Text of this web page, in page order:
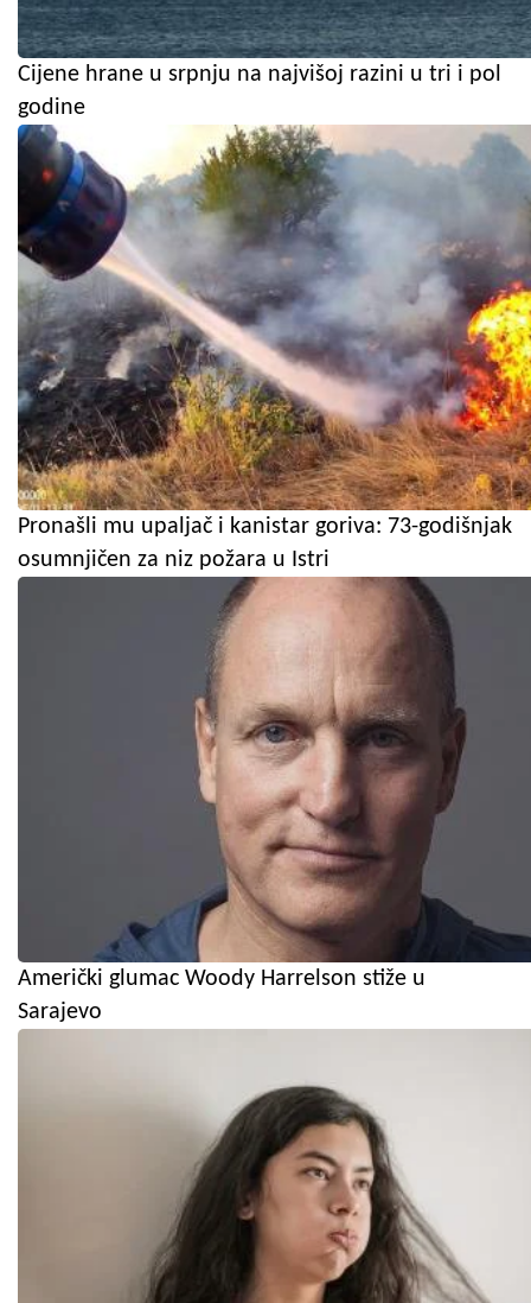
Cijene hrane u srpnju na najvišoj razini u tri i pol
godine
Pronašli mu upaljač i kanistar goriva: 73-godišnjak
osumnjičen za niz požara u Istri
Američki glumac Woody Harrelson stiže u
Sarajevo